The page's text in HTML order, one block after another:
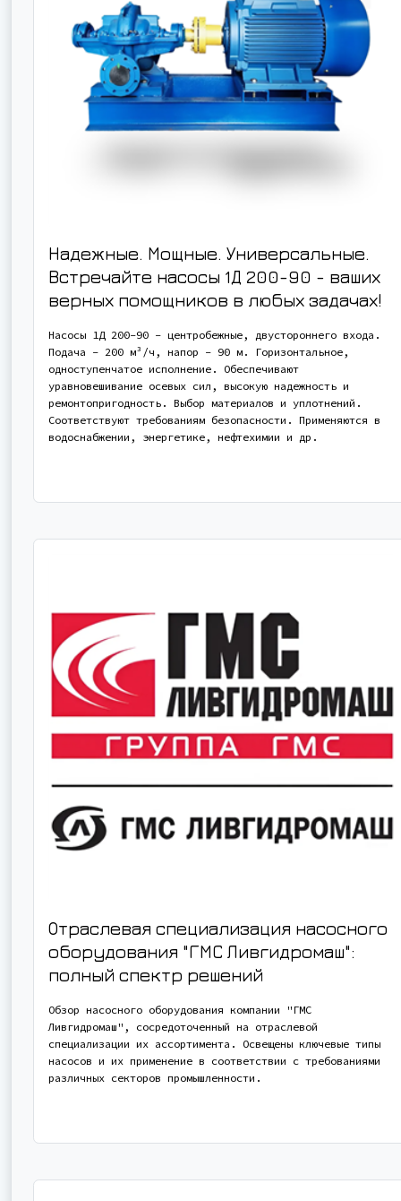
Надежные. Мощные. Универсальные.
Встречайте насосы 1Д 200-90 - ваших
верных помощников в любых задачах!
Насосы 1Д 200-90 - центробежные, двустороннего входа.
Подача - 200 м³/ч, напор - 90 м. Горизонтальное,
одноступенчатое исполнение. Обеспечивают
уравновешивание осевых сил, высокую надежность и
ремонтопригодность. Выбор материалов и уплотнений.
Соответствуют требованиям безопасности. Применяются в
водоснабжении, энергетике, нефтехимии и др.
Отраслевая специализация насосного
оборудования "ГМС Ливгидромаш":
полный спектр решений
Обзор насосного оборудования компании "ГМС
Ливгидромаш", сосредоточенный на отраслевой
специализации их ассортимента. Освещены ключевые типы
насосов и их применение в соответствии с требованиями
различных секторов промышленности.